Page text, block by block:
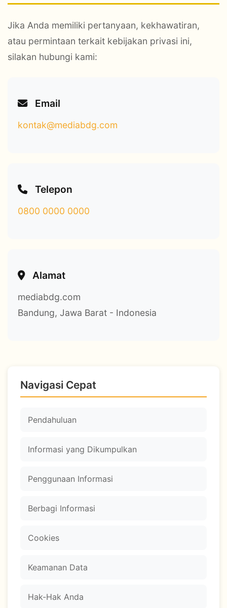
Jika Anda memiliki pertanyaan, kekhawatiran,
atau permintaan terkait kebijakan privasi ini,
silakan hubungi kami:
Email
kontak@mediabdg.com
Telepon
0800 0000 0000
Alamat
mediabdg.com
Bandung, Jawa Barat - Indonesia
Navigasi Cepat
Pendahuluan
Informasi yang Dikumpulkan
Penggunaan Informasi
Berbagi Informasi
Cookies
Keamanan Data
Hak-Hak Anda